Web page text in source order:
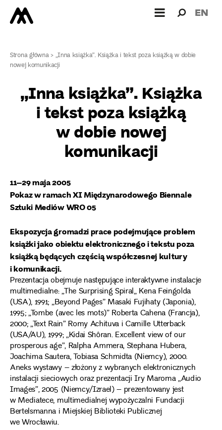
dla: EN
Strona główna>„Inna książka”. Książka i tekst poza książką w dobie
nowej komunikacji
„Inna książka”. Książka
i tekst poza książką
w dobie nowej
komunikacji
11–29 maja 2005
Pokaz w ramach XI Międzynarodowego Biennale
Sztuki Mediów WRO 05
Ekspozycja gromadzi prace podejmujące problem
książki jako obiektu elektronicznego i tekstu poza
książką będących częścią współczesnej kultury
i komunikacji.
Prezentacja obejmuje następujące interaktywne instalacje
multimedialne: „The Surprising Spiral„ Kena Feingolda
(USA), 1991; „Beyond Pages” Masaki Fujihaty (Japonia),
1995; „Tombe (avec les mots)” Roberta Cahena (Francja),
2000; „Text Rain” Romy Achituva i Camille Utterback
(USA/AU), 1999; „Kidai Shôran. Excellent view of our
prosperous age”, Ralpha Ammera, Stephana Hubera,
Joachima Sautera, Tobiasa Schmidta (Niemcy), 2000.
Aneks wystawy – złożony z wybranych elektronicznych
instalacji sieciowych oraz prezentacji Iry Maroma „Audio
Images”, 2005 (Niemcy/Izrael) – prezentowany jest
w Mediatece, multimedialnej wypożyczalni Fundacji
Bertelsmanna i Miejskiej Biblioteki Publicznej
we Wrocławiu.